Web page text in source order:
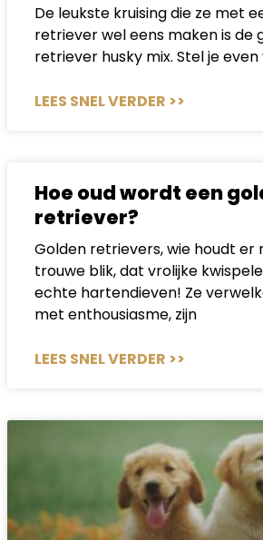
De leukste kruising die ze met
retriever wel eens maken is de
retriever husky mix. Stel je
LEES SNEL VERDER >>
Hoe oud wordt een
retriever?
Golden retrievers, wie houdt er
trouwe blik, dat vrolijke
echte hartendieven! Ze
met enthousiasme, zijn
LEES SNEL VERDER >>